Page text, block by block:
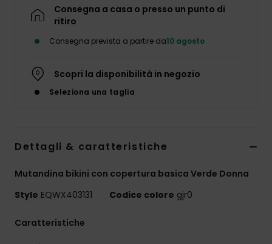
Consegna a casa o presso un punto di
ritiro
Consegna prevista a partire da10 agosto
Scopri la disponibilità in negozio
Seleziona una taglia
Dettagli & caratteristiche
Mutandina bikini con copertura basica Verde Donna
Style EQWX403131 Codice colore gjr0
Caratteristiche